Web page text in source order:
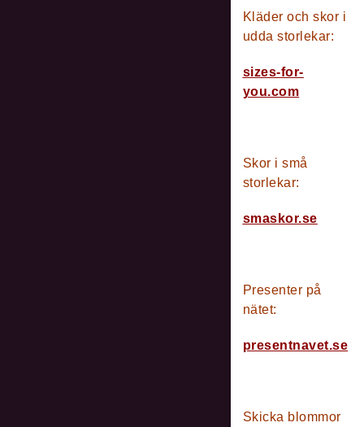
Kläder och skor i
udda storlekar:
sizes-for-
you.com
Skor i små
storlekar:
smaskor.se
Presenter på
nätet:
presentnavet.se
Skicka blommor